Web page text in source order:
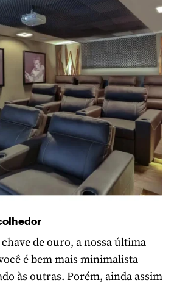
de ouro, a nossa última
é bem mais minimalista
às outras. Porém, ainda assim